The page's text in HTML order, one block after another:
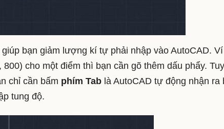
bạn giảm lượng kí tự phải nhập vào AutoCAD.
800) cho một điểm thì bạn cần gõ thêm dấu phẩy. Tuy
chỉ cần bấm phím Tab là AutoCAD tự động nhận ra
tung độ.